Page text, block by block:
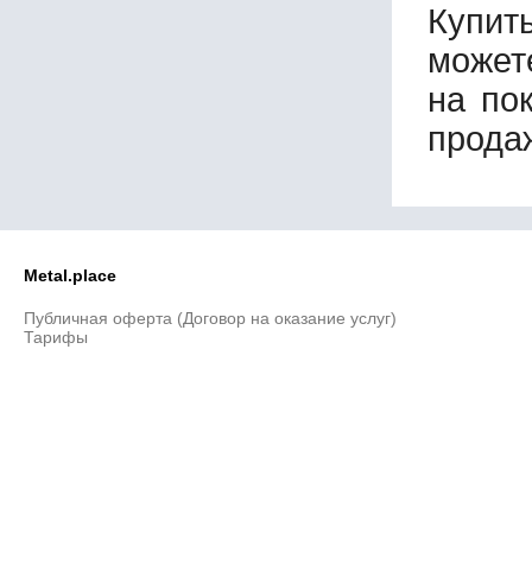
на
Metal.place
Публичная оферта (Договор на оказание услуг)
Тарифы